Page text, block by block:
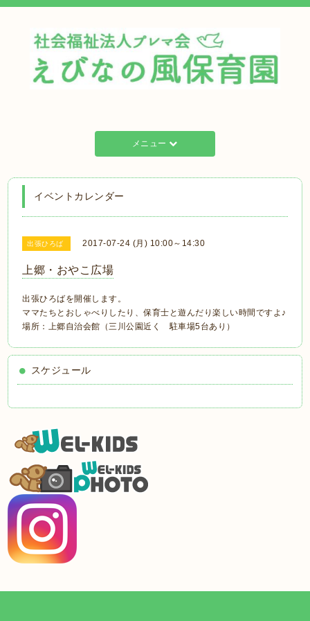
メニュー
イベントカレンダー
出張ひろば 2017-07-24 (月) 10:00～14:30
上郷・おやこ広場
出張ひろばを開催します。
ママたちとおしゃべりしたり、保育士と遊んだり楽しい時間ですよ♪
場所：上郷自治会館（三川公園近く 駐車場5台あり）
スケジュール